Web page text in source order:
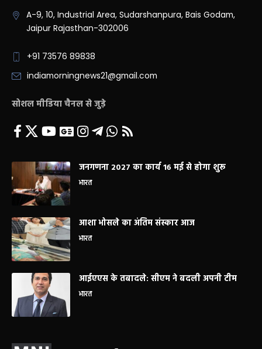
A-9, 10, Industrial Area, Sudarshanpura, Bais Godam,
Jaipur Rajasthan-302006
+91 73576 89838
indiamorningnews21@gmail.com
सोशल मीडिया चैनल से जुड़े
जनगणना 2027 का कार्य 16 मई से होगा शुरू
भारत
आशा भोसले का अंतिम संस्कार आज
भारत
आईएएस के तबादले: सीएम ने बदली अपनी टीम
भारत